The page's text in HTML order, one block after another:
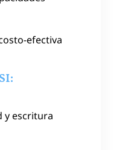
efectiva
y escritura